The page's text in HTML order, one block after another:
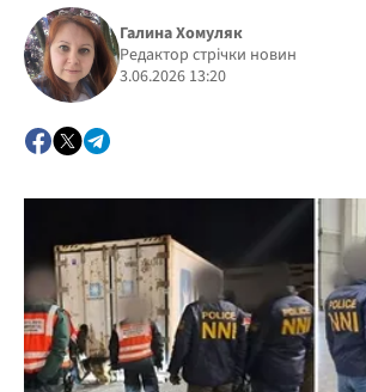
Політика
Галина Хомуляк
Редактор стрічки новин
3.06.2026 13:20